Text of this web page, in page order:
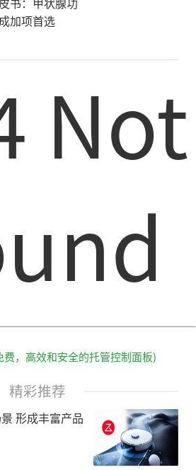
加项首选
Not
费，高效和安全的托管控制面板)
精彩推荐
形成丰富产品